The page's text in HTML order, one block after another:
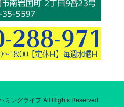
ミングライフ All Rights Reserved.